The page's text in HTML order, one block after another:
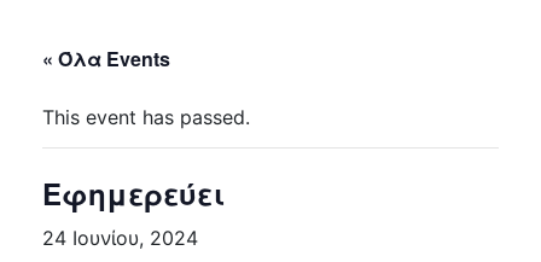
« Όλα Events
This event has passed.
Εφημερεύει
24 Ιουνίου, 2024